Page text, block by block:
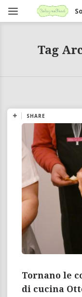
Tag
SHARE
Tornano le
di cucina